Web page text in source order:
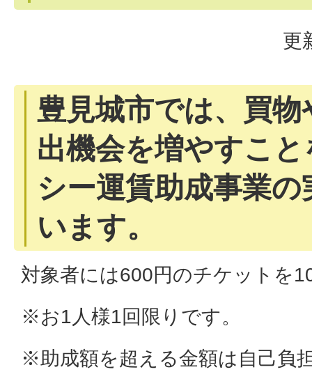
更
豊見城市では、買
出機会を増やすこ
シー運賃助成事業
います。
対象者には600円のチケットを
※お1人様1回限りです。
※助成額を超える金額は自己負